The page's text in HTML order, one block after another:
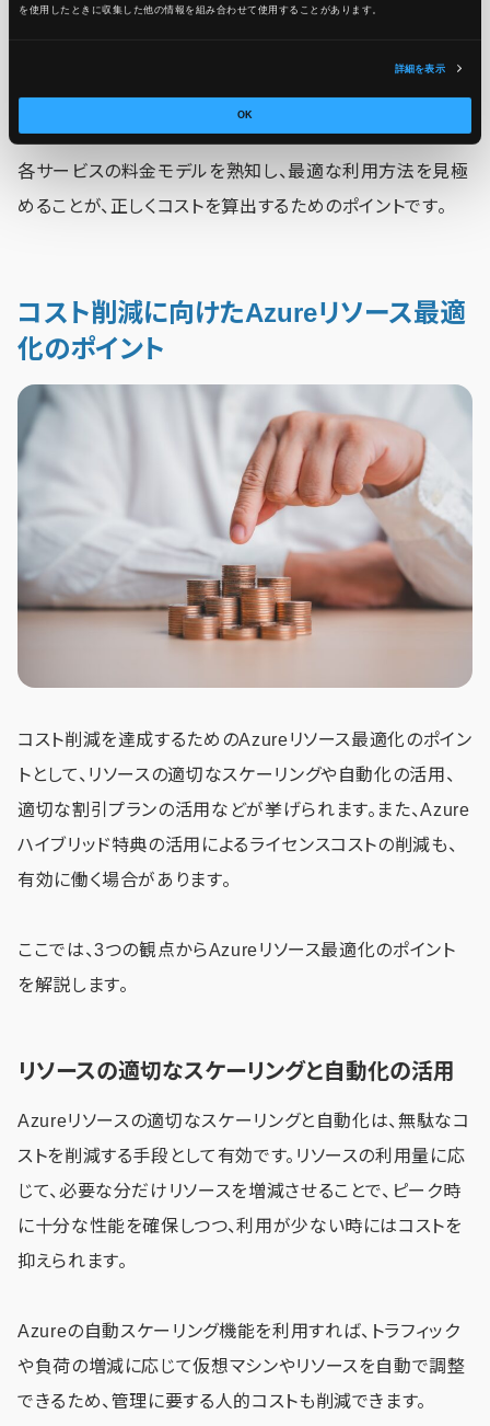
を使用したときに収集した他の情報を組み合わせて使用​​することがあります。
詳細を表示
OK
ストが発生し、トータルコストが膨れ上がる原因になりま
す。
各サービスの料金モデルを熟知し、最適な利用方法を見極
めることが、正しくコストを算出するためのポイントです。
コスト削減に向けたAzureリソース最適
化のポイント
コスト削減を達成するためのAzureリソース最適化のポイン
トとして、リソースの適切なスケーリングや自動化の活用、
適切な割引プランの活用などが挙げられます。また、Azure
ハイブリッド特典の活用によるライセンスコストの削減も、
有効に働く場合があります。
ここでは、3つの観点からAzureリソース最適化のポイント
を解説します。
リソースの適切なスケーリングと自動化の活用
Azureリソースの適切なスケーリングと自動化は、無駄なコ
ストを削減する手段として有効です。リソースの利用量に応
じて、必要な分だけリソースを増減させることで、ピーク時
に十分な性能を確保しつつ、利用が少ない時にはコストを
抑えられます。
Azureの自動スケーリング機能を利用すれば、トラフィック
や負荷の増減に応じて仮想マシンやリソースを自動で調整
できるため、管理に要する人的コストも削減できます。